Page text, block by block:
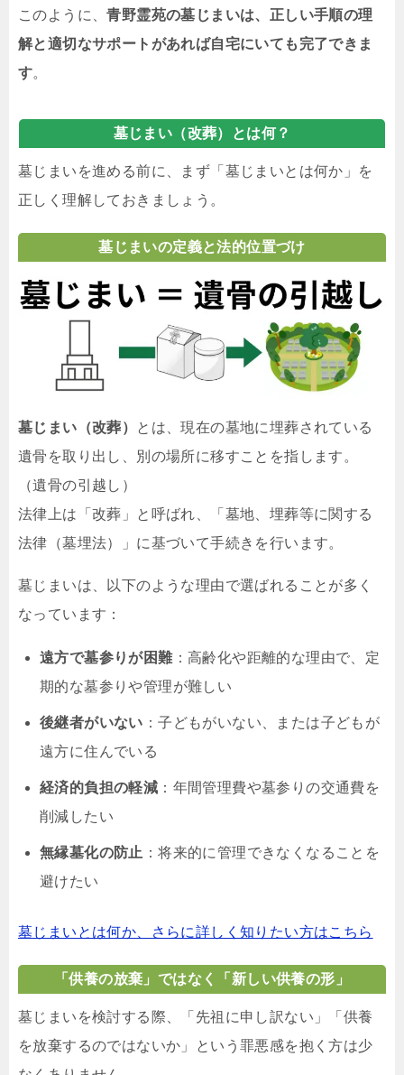
このように、青野霊苑の墓じまいは、正しい手順の理
解と適切なサポートがあれば自宅にいても完了できま
す。
墓じまい（改葬）とは何？
墓じまいを進める前に、まず「墓じまいとは何か」を
正しく理解しておきましょう。
墓じまいの定義と法的位置づけ
墓じまい（改葬）
とは、現在の墓地に埋葬されている
遺骨を取り出し、別の場所に移すことを指します。
（遺骨の引越し）
法律上は「改葬」と呼ばれ、「墓地、埋葬等に関する
法律（墓埋法）」に基づいて手続きを行います。
墓じまいは、以下のような理由で選ばれることが多く
なっています：
遠方で墓参りが困難：高齢化や距離的な理由で、定
期的な墓参りや管理が難しい
後継者がいない ：子どもがいない、または子どもが
遠方に住んでいる
経済的負担の軽減 ：年間管理費や墓参りの交通費を
削減したい
無縁墓化の防止 ：将来的に管理できなくなることを
避けたい
墓じまいとは何か、さらに詳しく知りたい方はこちら
「供養の放棄」ではなく「新しい供養の形」
墓じまいを検討する際、「先祖に申し訳ない」「供養
を放棄するのではないか」という罪悪感を抱く方は少